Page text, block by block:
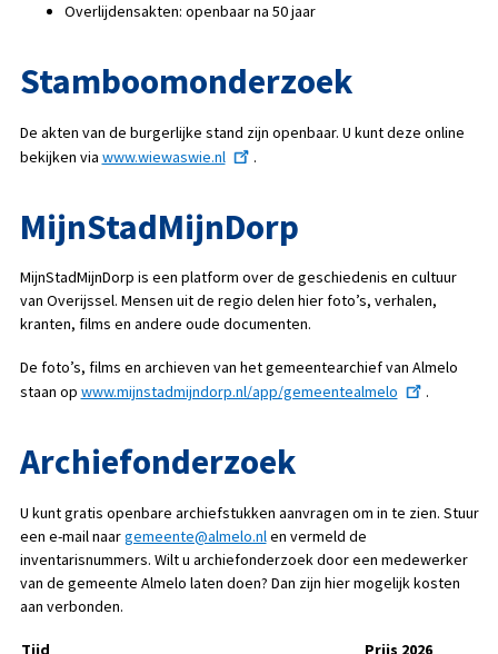
Overlijdensakten: openbaar na 50 jaar
Stamboomonderzoek
De akten van de burgerlijke stand zijn openbaar. U kunt deze online
bekijken via www.wiewaswie.nl .
MijnStadMijnDorp
MijnStadMijnDorp is een platform over de geschiedenis en cultuur
van Overijssel. Mensen uit de regio delen hier foto’s, verhalen,
kranten, films en andere oude documenten.
De foto’s, films en archieven van het gemeentearchief van Almelo
staan op www.mijnstadmijndorp.nl/app/gemeentealmelo .
Archiefonderzoek
U kunt gratis openbare archiefstukken aanvragen om in te zien. Stuur
een e-mail naargemeente@almelo.nl en vermeld de
inventarisnummers. Wilt u archiefonderzoek door een medewerker
van de gemeente Almelo laten doen? Dan zijn hier mogelijk kosten
aan verbonden.
Tijd
Prijs 2026